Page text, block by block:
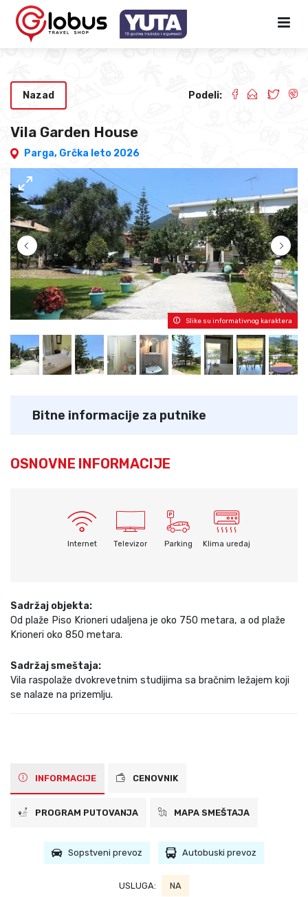
Vila Garden House
Parga, Grčka leto 2026
Nazad Podeli:
Slike su informativnog karaktera
Bitne informacije za putnike
OSNOVNE INFORMACIJE
Internet Televizor Parking Klima uređaj
Sadržaj objekta:
Od plaže Piso Krioneri udaljena je oko 750 metara, a od plaže
Krioneri oko 850 metara.
Sadržaj smeštaja:
Vila raspolaže dvokrevetnim studijima sa bračnim ležajem koji
se nalaze na prizemlju.
INFORMACIJE CENOVNIK
PROGRAM PUTOVANJA MAPA SMEŠTAJA
Sopstveni prevoz Autobuski prevoz
USLUGA: NA